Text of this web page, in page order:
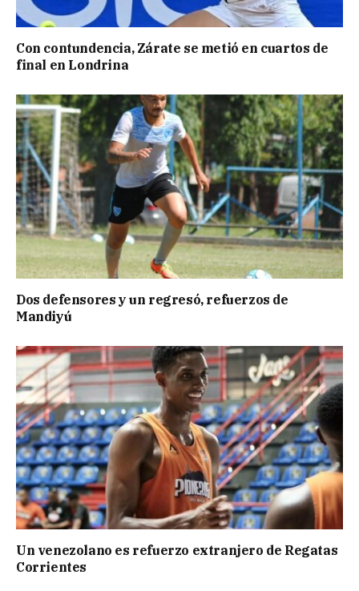
Con contundencia, Zárate se metió en cuartos de
final en Londrina
Dos defensores y un regresó, refuerzos de
Mandiyú
Un venezolano es refuerzo extranjero de Regatas
Corrientes